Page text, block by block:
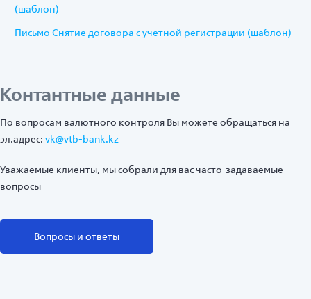
(шаблон)
Письмо Снятие договора с учетной регистрации (шаблон)
Контантные данные
По вопросам валютного контроля Вы можете обращаться на
эл.адрес: vk@vtb-bank.kz
Уважаемые клиенты, мы собрали для вас часто-задаваемые
вопросы
Вопросы и ответы